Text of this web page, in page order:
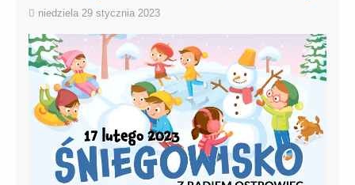
niedziela 29 stycznia 2023